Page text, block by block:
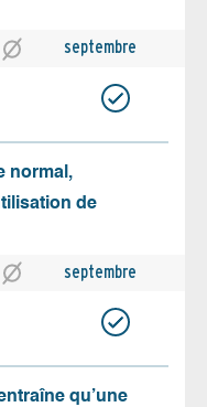
septembre
normal,
de
septembre
qu’une